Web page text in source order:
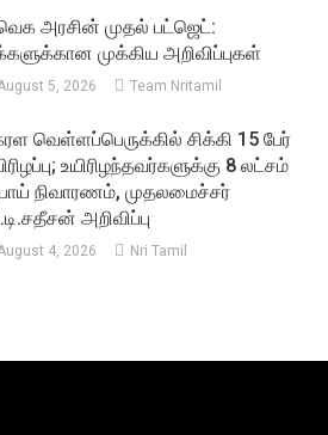
அரசின் முதல் பட்ஜெட்:
முக்கிய அறிவிப்புகள்
5, 2026 Team Nritamil
வெள்ளப்பெருக்கில் சிக்கி 15 பேர்
உயிரிழந்தவர்களுக்கு 8 லட்சம்
நிவாரணம், முதலமைச்சர்
அறிவிப்பு
4, 2026 Nri Tamil